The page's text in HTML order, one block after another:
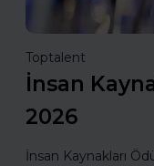
Toptalent
İnsan
2026
İnsan Kaynakları